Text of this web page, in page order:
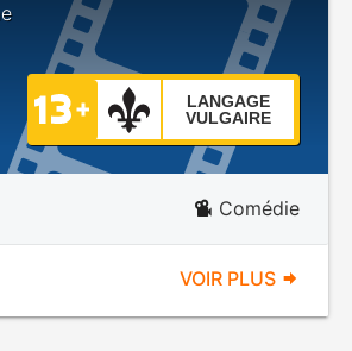
LANGAGE
VULGAIRE
Comédie
VOIR PLUS